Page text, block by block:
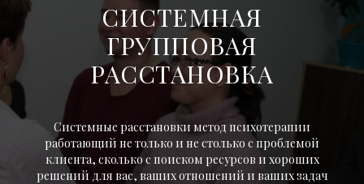
СИСТЕМНАЯ
ГРУППОВАЯ
РАССТАНОВКА
Системные расстановки метод психотерапии
работающий не только и не столько с проблемой
клиента, сколько с поиском ресурсов и хороших
решений для вас, ваших отношений и ваших задач